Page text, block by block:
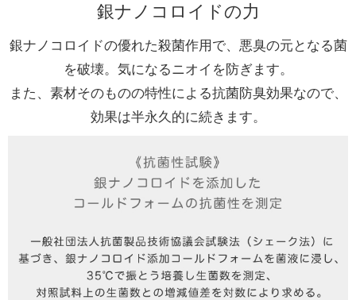
銀ナノコロイドの力
銀ナノコロイドの優れた殺菌作用で、悪臭の元となる菌
を破壊。気になるニオイを防ぎます。
また、素材そのものの特性による抗菌防臭効果なので、
効果は半永久的に続きます。